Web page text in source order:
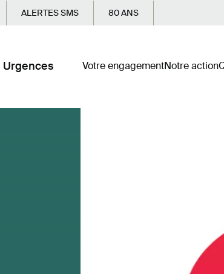
ALERTES SMS 80 ANS
Urgences Votre engagementNotre action